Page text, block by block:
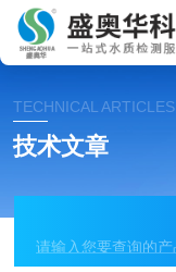
TECHNICAL ARTICLES
技术文章